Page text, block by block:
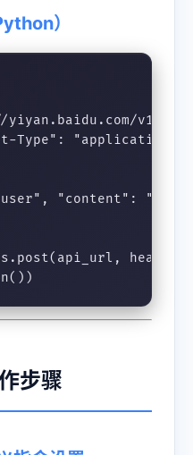
）
v1/
Type": "application/
"新乡有哪些网
步骤